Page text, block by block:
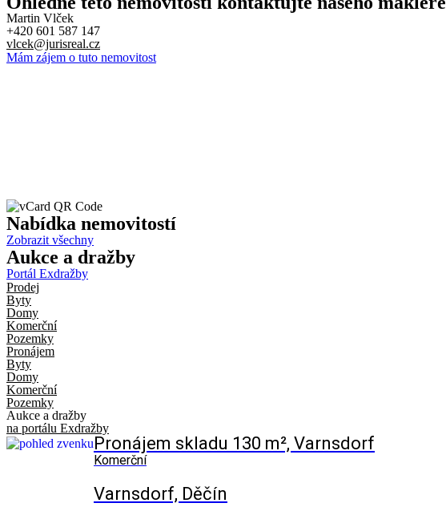
Martin Vlček
+420 601 587 147
vlcek@jurisreal.cz
Mám zájem o tuto nemovitost
Nabídka nemovitostí
Zobrazit všechny
Aukce a dražby
Portál Exdražby
Prodej
Byty
Domy
Komerční
Pozemky
Pronájem
Byty
Domy
Komerční
Pozemky
Aukce a dražby
na portálu Exdražby
Pronájem skladu 130 m², Varnsdorf
Komerční
Varnsdorf, Děčín